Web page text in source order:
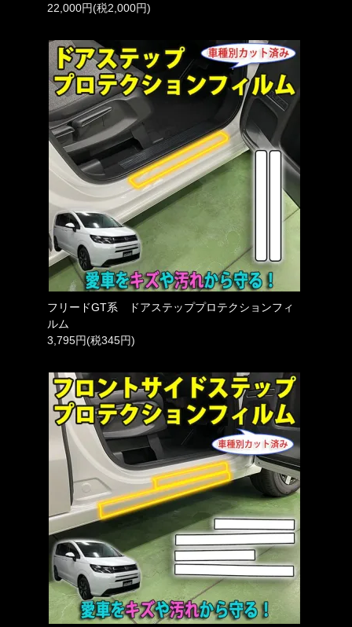
22,000円(税2,000円)
フリードGT系 ドアステッププロテクションフィ
ルム
3,795円(税345円)